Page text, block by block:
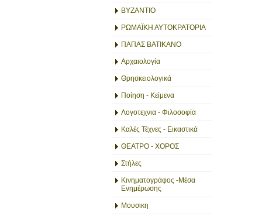
ΒΥΖΑΝΤΙΟ
ΡΩΜΑΪΚΗ ΑΥΤΟΚΡΑΤΟΡΙΑ
ΠΑΠΑΣ ΒΑΤΙΚΑΝΟ
Αρχαιολογία
Θρησκειολογικά
Ποίηση - Κείμενα
Λογοτεχνια - Φιλοσοφία
Καλές Τέχνες - Εικαστικά
ΘΕΑΤΡΟ - ΧΟΡΟΣ
Στήλες
Κινηματογράφος -Μέσα
Ενημέρωσης
Μουσικη